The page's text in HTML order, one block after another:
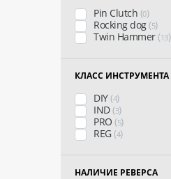
Pin Clutch (0)
Rocking dog(5)
Twin Hammer(13)
КЛАСС ИНСТРУМЕНТА
DIY(4)
IND(3)
PRO (5)
REG(4)
НАЛИЧИЕ РЕВЕРСА